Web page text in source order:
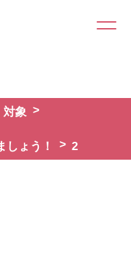
対象
しょう！
2